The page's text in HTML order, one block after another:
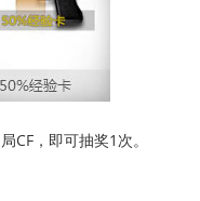
CF，即可抽奖1次。